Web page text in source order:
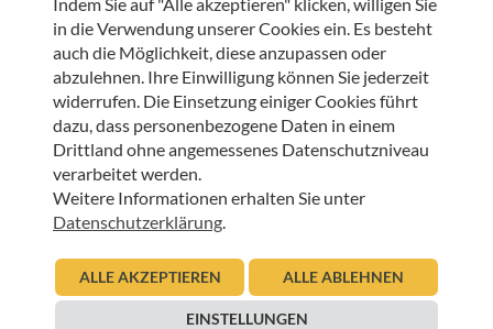
Beitrag lesen
UNSER NEWSLETTER:
ANMELDEN
in die Verwendung unserer Cookies ein. Es besteht
auch die Möglichkeit, diese anzupassen oder
abzulehnen. Ihre Einwilligung können Sie jederzeit
widerrufen. Die Einsetzung einiger Cookies führt
dazu, dass personenbezogene Daten in einem
Drittland ohne angemessenes Datenschutzniveau
verarbeitet werden.
Weitere Informationen erhalten Sie unter
Datenschutzerklärung.
ALLE AKZEPTIEREN ALLE ABLEHNEN
EINSTELLUNGEN